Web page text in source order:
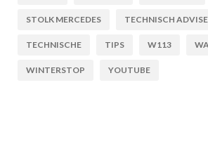
STOLK MERCEDES TECHNISCH
TECHNISCHE TIPS W113
WINTERSTOP YOUTUBE